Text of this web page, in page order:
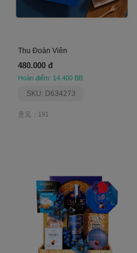
Thu Đoàn Viên
480.000 đ
Hoàn điểm: 14.400 BB
SKU: D634273
意见：191